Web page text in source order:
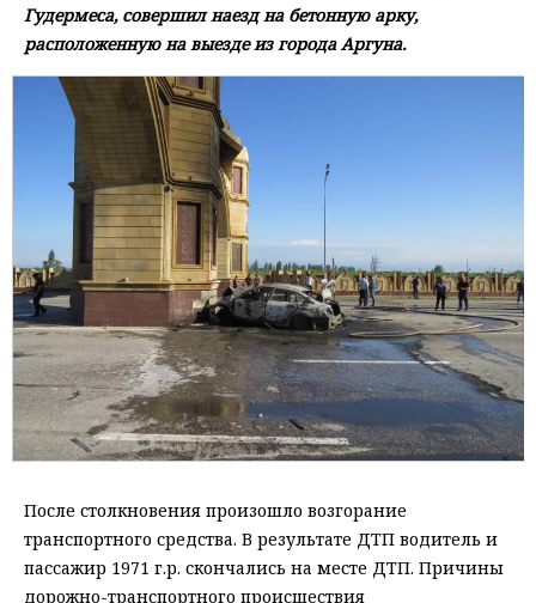
Гудермеса, совершил наезд на бетонную арку,
расположенную на выезде из города Аргуна.
После столкновения произошло возгорание
транспортного средства. В результате ДТП водитель и
пассажир 1971 г.р. скончались на месте ДТП. Причины
дорожно-транспортного происшествия